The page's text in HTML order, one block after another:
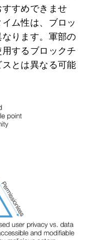
すめできませ
ム性は、ブロッ
ります。軍部の
するブロックチ
とは異なる可能